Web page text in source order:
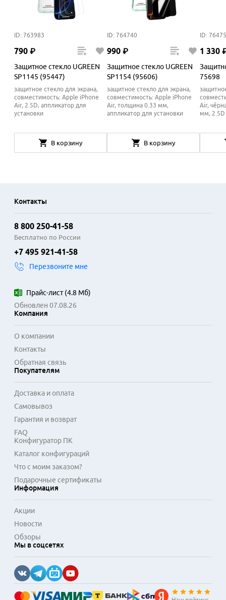
ID: 763983
790 ₽
Защитное стекло UGREEN
SP1145 (95447)
защитное стекло для экрана,
совместимость: Apple iPhone
Air, 2.5D, аппликатор для
установки
В корзину
ID: 764740
990 ₽
Защитное стекло UGREEN
SP1154 (95606)
защитное стекло для экрана,
совместимость: Apple iPhone
Air, толщина 0.33 мм,
аппликатор для установки
В корзину
ID:
1 330
75698
Air,
мм, 2.5D
Контакты
8 800 250-41-58
Бесплатно по России
+7 495 921-41-58
Перезвоните мне
Прайс-лист(4.8 Мб)
Обновлен 07.08.26
Компания
О компании
Контакты
Обратная связь
Покупателям
Доставка и оплата
Самовывоз
Гарантия и возврат
FAQ
Конфигуратор ПК
Каталог конфигураций
Что с моим заказом?
Подарочные сертификаты
Информация
Акции
Новости
Обзоры
Мы в соцсетях